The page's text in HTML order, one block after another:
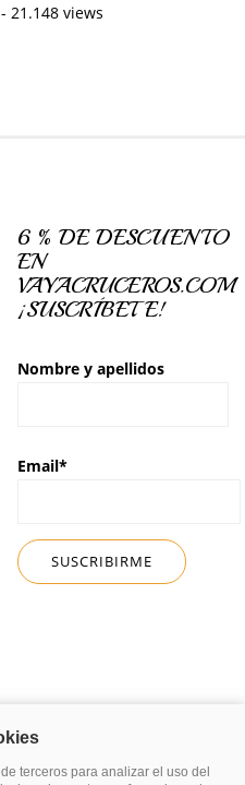
- 21.148 views
6 % DE DESCUENTO
EN
VAYACRUCEROS.COM
¡SUSCRÍBETE!
Nombre y apellidos
Email*